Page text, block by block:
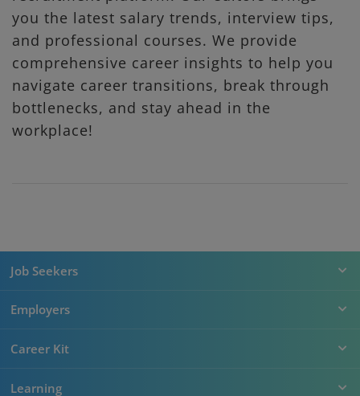
you the latest salary trends, interview tips,
and professional courses. We provide
comprehensive career insights to help you
navigate career transitions, break through
bottlenecks, and stay ahead in the
workplace!
Job Seekers
Employers
Career Kit
Learning